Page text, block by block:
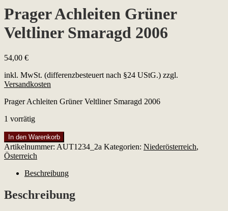
Prager Achleiten Grüner
Veltliner Smaragd 2006
54,00 €
inkl. MwSt. (differenzbesteuert nach §24 UStG.) zzgl.
Versandkosten
Prager Achleiten Grüner Veltliner Smaragd 2006
1 vorrätig
Prager
Achleiten
Grüner
Smaragd
Menge
In den Warenkorb
Artikelnummer: AUT1234_2a Kategorien: Niederösterreich,
Österreich
Beschreibung
Beschreibung